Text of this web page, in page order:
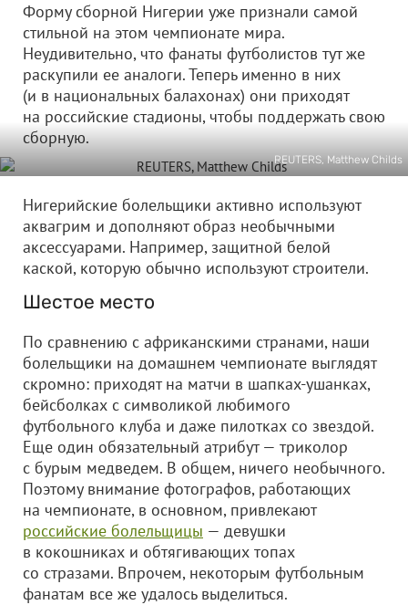
Форму сборной Нигерии уже признали самой
стильной на этом чемпионате мира.
Неудивительно, что фанаты футболистов тут же
раскупили ее аналоги. Теперь именно в них
(и в национальных балахонах) они приходят
на российские стадионы, чтобы поддержать свою
сборную.
REUTERS, Matthew Childs
Нигерийские болельщики активно используют
аквагрим и дополняют образ необычными
аксессуарами. Например, защитной белой
каской, которую обычно используют строители.
Шестое место
По сравнению с африканскими странами, наши
болельщики на домашнем чемпионате выглядят
скромно: приходят на матчи в шапках-ушанках,
бейсболках с символикой любимого
футбольного клуба и даже пилотках со звездой.
Еще один обязательный атрибут — триколор
с бурым медведем. В общем, ничего необычного.
Поэтому внимание фотографов, работающих
на чемпионате, в основном, привлекают
российские болельщицы — девушки
в кокошниках и обтягивающих топах
со стразами. Впрочем, некоторым футбольным
фанатам все же удалось выделиться.